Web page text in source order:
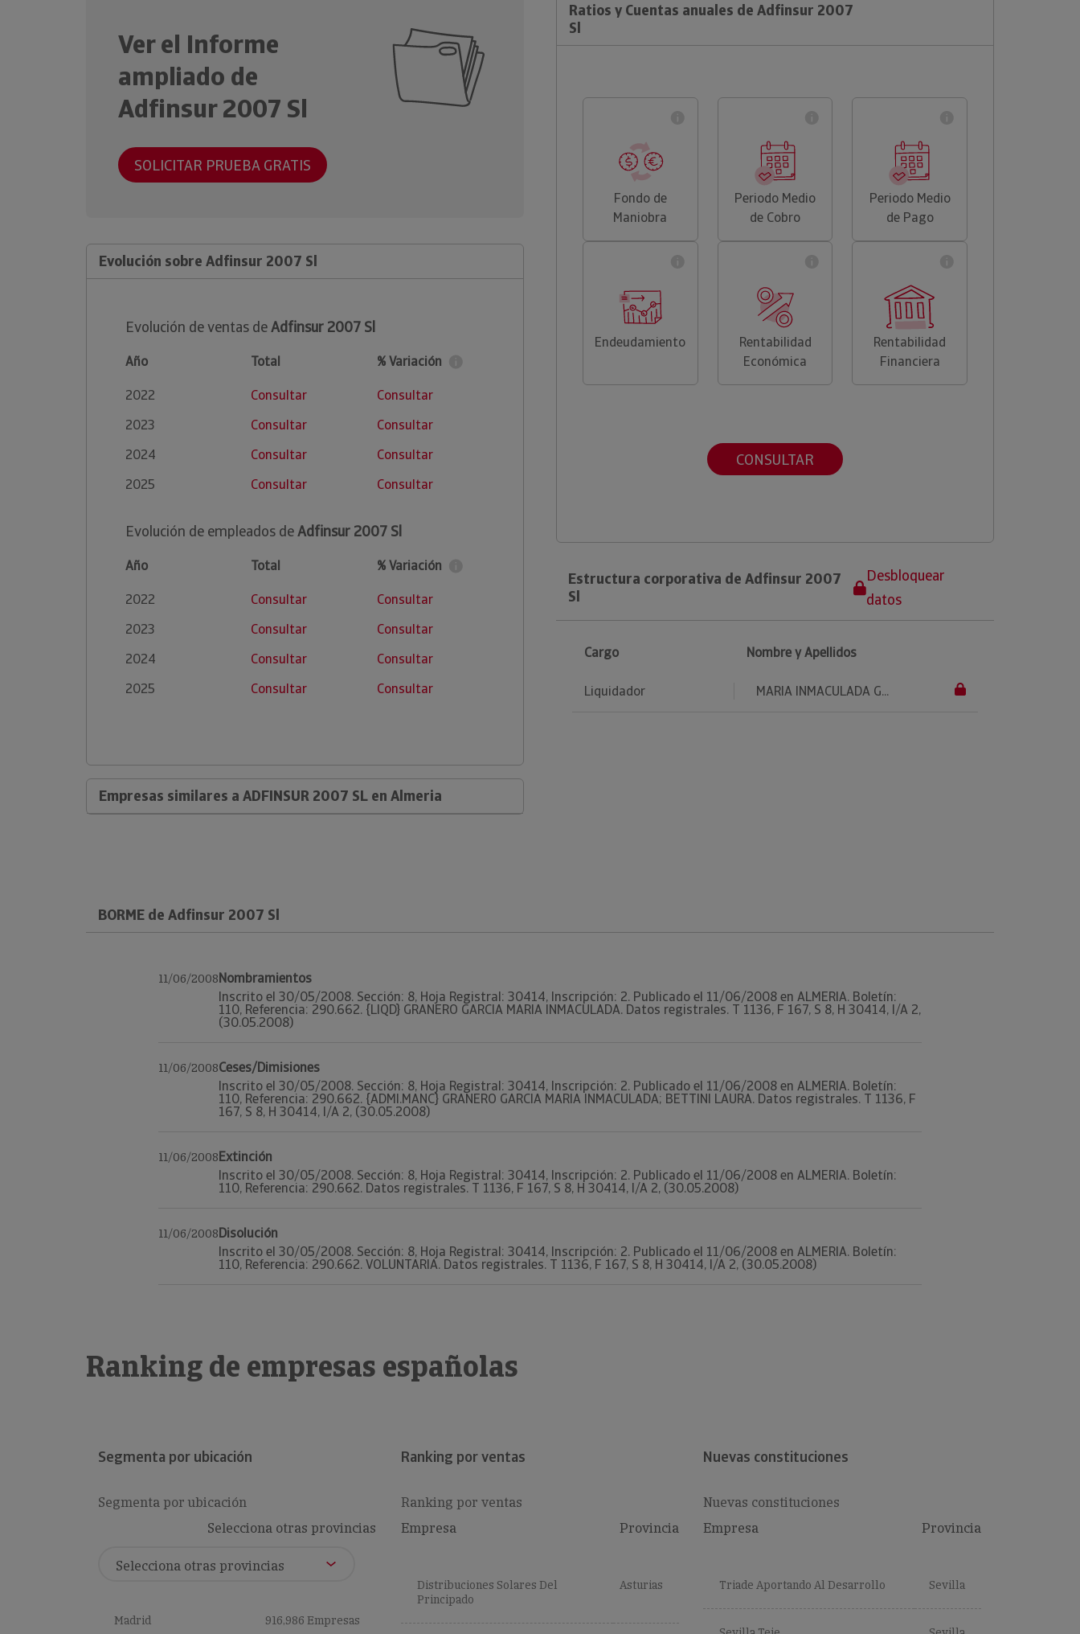
Ver el Informe
ampliado de
Adfinsur 2007 Sl
SOLICITAR PRUEBA GRATIS
Evolución sobre Adfinsur 2007 Sl
Evolución de ventas deAdfinsur 2007 Sl
Año Total
% Variación
2022
Consultar
Consultar
2023
Consultar
Consultar
2024
Consultar
Consultar
2025
Consultar Consultar
Evolución de empleados deAdfinsur 2007 Sl
Año Total
% Variación
2022
Consultar
Consultar
2023
Consultar
Consultar
2024
Consultar
Consultar
2025
Consultar Consultar
Empresas similares a ADFINSUR 2007 SL en Almeria
Ratios y Cuentas anuales de Adfinsur 2007
Sl
Fondo de
Maniobra
Periodo Medio
de Cobro
Periodo Medio
de Pago
Endeudamiento
Rentabilidad
Económica
Rentabilidad
Financiera
CONSULTAR
Estructura corporativa de Adfinsur 2007
Sl
Desbloquear
datos
Cargo Nombre y Apellidos
Liquidador MARIA INMACULADA G...
BORME de Adfinsur 2007 Sl
11/06/2008Nombramientos
Inscrito el 30/05/2008. Sección: 8, Hoja Registral: 30414, Inscripción: 2. Publicado el 11/06/2008 en ALMERIA. Boletín:
110, Referencia: 290.662. {LIQD} GRANERO GARCIA MARIA INMACULADA. Datos registrales. T 1136, F 167, S 8, H 30414, I/A 2,
(30.05.2008)
11/06/2008Ceses/Dimisiones
Inscrito el 30/05/2008. Sección: 8, Hoja Registral: 30414, Inscripción: 2. Publicado el 11/06/2008 en ALMERIA. Boletín:
110, Referencia: 290.662. {ADMI.MANC} GRANERO GARCIA MARIA INMACULADA; BETTINI LAURA. Datos registrales. T 1136, F
167, S 8, H 30414, I/A 2, (30.05.2008)
11/06/2008Extinción
Inscrito el 30/05/2008. Sección: 8, Hoja Registral: 30414, Inscripción: 2. Publicado el 11/06/2008 en ALMERIA. Boletín:
110, Referencia: 290.662. Datos registrales. T 1136, F 167, S 8, H 30414, I/A 2, (30.05.2008)
11/06/2008Disolución
Inscrito el 30/05/2008. Sección: 8, Hoja Registral: 30414, Inscripción: 2. Publicado el 11/06/2008 en ALMERIA. Boletín:
110, Referencia: 290.662. VOLUNTARIA. Datos registrales. T 1136, F 167, S 8, H 30414, I/A 2, (30.05.2008)
Ranking de empresas españolas
Segmenta por ubicación
Segmenta por ubicación
Selecciona otras provincias
Madrid 916,986 Empresas
Ranking por ventas
Ranking por ventas
Empresa
Provincia
Distribuciones Solares Del
Principado
Asturias
Nuevas constituciones
Nuevas constituciones
Empresa
Provincia
Triade Aportando Al Desarrollo Sevilla